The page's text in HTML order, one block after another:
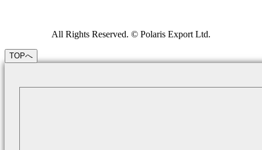
All Rights Reserved. © Polaris Export Ltd.
TOPへ